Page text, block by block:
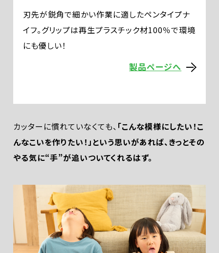
刃先が鋭角で細かい作業に適したペンタイプナ
イフ。グリップは再生プラスチック材100％で環境
にも優しい！
製品ページへ
カッターに慣れていなくても、 「こんな模様にしたい！こ
んなこいを作りたい！」という思いがあれば、きっとその
やる気に“手”が追いついてくれるはず。